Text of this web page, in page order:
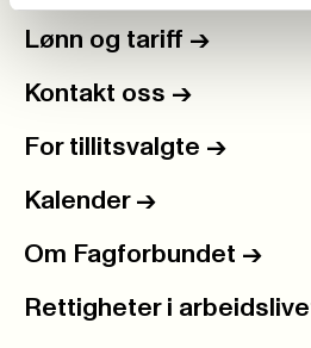
Lønn og tariff ->
Kontakt oss ->
For tillitsvalgte ->
Kalender ->
Om Fagforbundet ->
Rettigheter i